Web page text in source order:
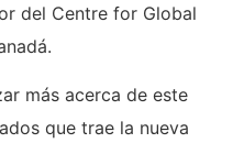
del Centre for Global
más acerca de este
que trae la nueva